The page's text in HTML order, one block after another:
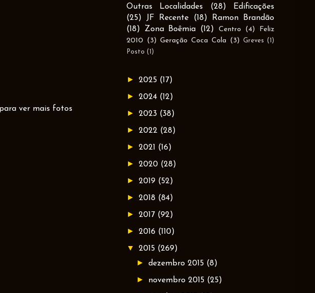
ver mais fotos
Outras Localidades
(28)
Edificações
(25)
JF Recente (18)
Ramon Brandão
(18)
Zona Boêmia (12) Centro (4)
Feliz
2010 (3) Geração Coca Cola (3) Greves (1)
Posto (1)
► 2025 (17)
► 2024 (12)
► 2023 (38)
► 2022 (28)
► 2021 (16)
► 2020 (28)
► 2019 (52)
► 2018 (84)
► 2017 (92)
► 2016 (110)
▼ 2015 (269)
►dezembro 2015 (8)
► novembro 2015 (25)